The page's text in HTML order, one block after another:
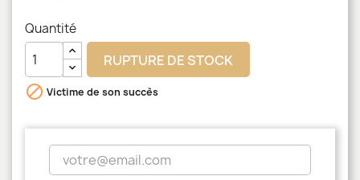
Quantité
RUPTURE DE STOCK
 Victime de son succès